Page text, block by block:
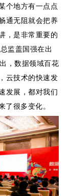
个地方有一点点
通无阻就会把养
，是非常重要的
监盖国强在出
，数据领域百花
云技术的快速发
发展，都对我们
很多变化。